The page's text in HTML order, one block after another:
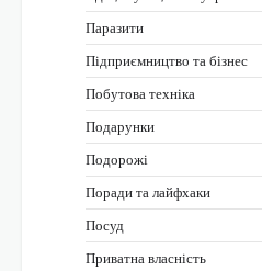
Паразити
Підприємництво та бізнес
Побутова техніка
Подарунки
Подорожі
Поради та лайфхаки
Посуд
Приватна власність